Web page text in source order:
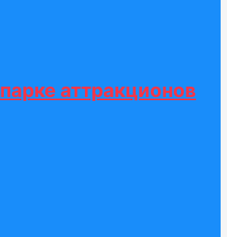
аттракционов